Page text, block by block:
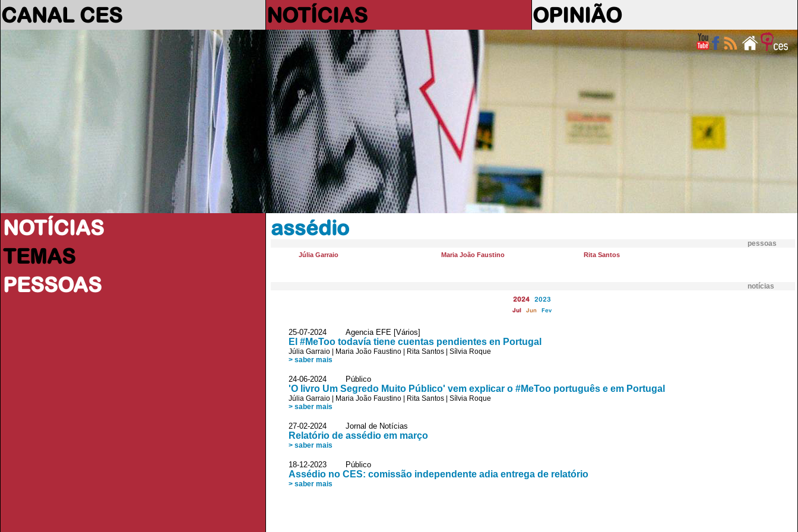
CANAL CES NOTÍCIAS OPINIÃO
NOTÍCIAS
TEMAS
PESSOAS
assédio
pessoas
Júlia Garraio Maria João Faustino Rita Santos
notícias
2024 2023
Jul Jun Fev
25-07-2024 Agencia EFE [Vários]
El #MeToo todavía tiene cuentas pendientes en Portugal
Júlia Garraio Maria João Faustino Rita Santos
Sílvia Roque
> saber mais
24-06-2024 Público
'O livro Um Segredo Muito Público' vem explicar o #MeToo português e em Portugal
Júlia Garraio Maria João Faustino Rita Santos
Sílvia Roque
> saber mais
27-02-2024 Jornal de Notícias
Relatório de assédio em março
> saber mais
18-12-2023 Público
Assédio no CES: comissão independente adia entrega de relatório
> saber mais